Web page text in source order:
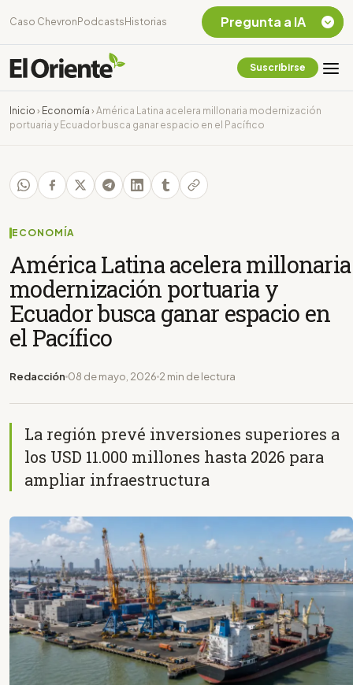
Caso Chevron Podcasts Historias
Suscribirse
Inicio › Economía › América Latina acelera millonaria modernización
portuaria y Ecuador busca ganar espacio en el Pacífico
ECONOMÍA
América Latina acelera millonaria
modernización portuaria y
Ecuador busca ganar espacio en
el Pacífico
Redacción 08 de mayo, 2026 2 min de lectura
La región prevé inversiones superiores a
los USD 11.000 millones hasta 2026 para
ampliar infraestructura
Pregunta a IA
Chevron Ecuador